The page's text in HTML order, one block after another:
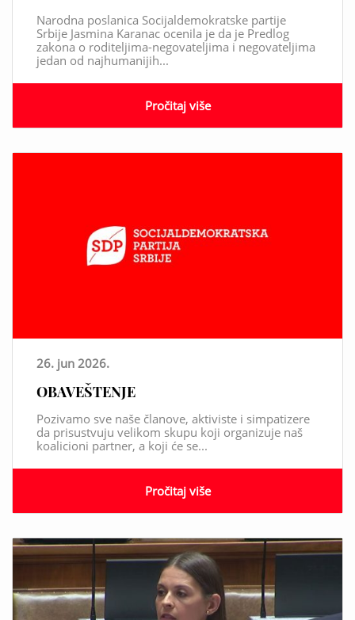
Narodna poslanica Socijaldemokratske partije
Srbije Jasmina Karanac ocenila je da je Predlog
zakona o roditeljima-negovateljima i negovateljima
jedan od najhumanijih...
Pročitaj više
26. jun 2026.
OBAVEŠTENJE
Pozivamo sve naše članove, aktiviste i simpatizere
da prisustvuju velikom skupu koji organizuje naš
koalicioni partner, a koji će se...
Pročitaj više